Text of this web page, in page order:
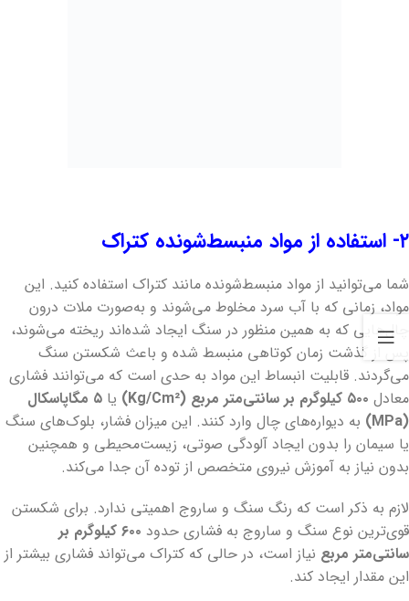
۲- استفاده از مواد منبسط‌شونده کتراک
شما می‌توانید از مواد منبسط‌شونده مانند کتراک استفاده کنید. این
مواد، زمانی که با آب سرد مخلوط می‌شوند و به‌صورت ملات درون
چال‌هایی که به همین منظور در سنگ ایجاد شده‌اند ریخته می‌شوند،
پس از گذشت زمان کوتاهی منبسط شده و باعث شکستن سنگ
می‌گردند. قابلیت انبساط این مواد به حدی است که می‌توانند فشاری
معادل ۵۰۰ کیلوگرم بر سانتی‌متر مربع (Kg/Cm²) یا
۵ مگاپاسکال
(MPa)
به دیواره‌های چال وارد کنند. این میزان فشار، بلوک‌های سنگ
یا سیمان را بدون ایجاد آلودگی صوتی، زیست‌محیطی و همچنین
بدون نیاز به آموزش نیروی متخصص از توده آن جدا می‌کند.
لازم به ذکر است که رنگ سنگ و ساروج اهمیتی ندارد. برای شکستن
قوی‌ترین نوع سنگ و ساروج به فشاری حدود
۶۰۰ کیلوگرم بر
سانتی‌متر مربع نیاز است، در حالی که کتراک می‌تواند فشاری بیشتر از
این مقدار ایجاد کند.